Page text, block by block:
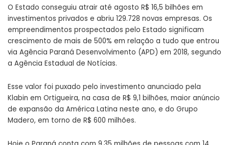
O Estado conseguiu atrair até agosto R$ 16,5 bilhões em
investimentos privados e abriu 129.728 novas empresas. Os
empreendimentos prospectados pelo Estado significam
crescimento de mais de 500% em relação a tudo que entrou
via Agência Paraná Desenvolvimento (APD) em 2018, segundo
a Agência Estadual de Notícias.
Esse valor foi puxado pelo investimento anunciado pela
Klabin em Ortigueira, na casa de R$ 9,1 bilhões, maior anúncio
de expansão da América Latina neste ano, e do Grupo
Madero, em torno de R$ 600 milhões.